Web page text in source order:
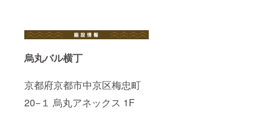
烏丸バル横丁
京都府京都市中京区梅忠町
20−１ 烏丸アネックス 1F